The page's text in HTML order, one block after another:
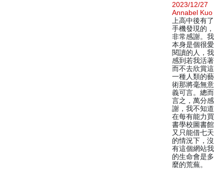
2023/12/27
Annabel Kuo
上高中後有了
手機發現的，
非常感謝。我
本身是個很愛
閱讀的人，我
感到若我活著
而不去欣賞這
一種人類的藝
術那將毫無意
義可言。總而
言之，萬分感
謝，我不知道
在每有能力買
書學校圖書館
又只能借七天
的情況下，沒
有這個網站我
的生命會是多
麼的荒蕪。